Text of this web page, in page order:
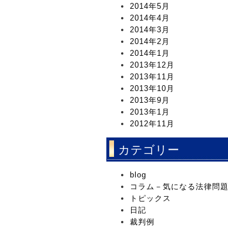
2014年5月
2014年4月
2014年3月
2014年2月
2014年1月
2013年12月
2013年11月
2013年10月
2013年9月
2013年1月
2012年11月
カテゴリー
blog
コラム－気になる法律問題
トピックス
日記
裁判例